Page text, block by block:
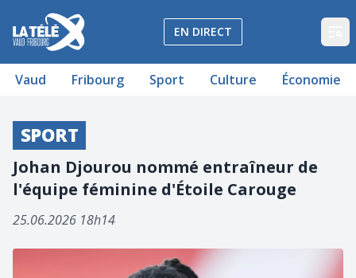
La Télé - Télévision régionale Vaud et Fribourg
EN DIRECT
Vaud Fribourg Sport Culture Économie
SPORT
Johan Djourou nommé entraîneur de
l'équipe féminine d'Étoile Carouge
25.06.2026 18h14